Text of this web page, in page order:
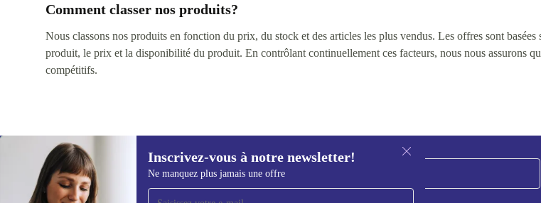
Comment classer nos produits?
Nous classons nos produits en fonction du prix, du stock et des articles les plus vendus. Les offres sont
produit, le prix et la disponibilité du produit. En contrôlant continuellement ces facteurs, nous nous assurons
compétitifs.
Inscrivez-vous à notre newsletter!
Ne manquez plus jamais une offre
Recevoir offres et infos de